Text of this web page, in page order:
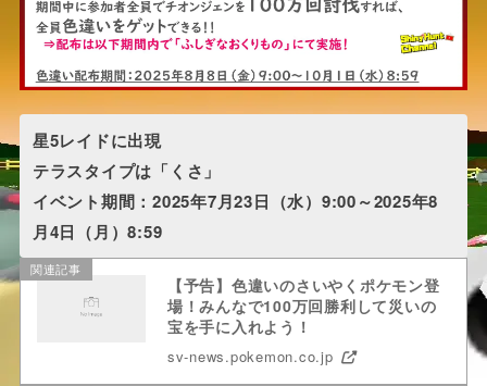
星5レイドに出現
テラスタイプは「くさ」
イベント期間：2025年7月23日（水）9:00～2025年8
月4日（月）8:59
関連記事
【予告】色違いのさいやくポケモン登
場！みんなで100万回勝利して災いの
宝を手に入れよう！
sv-news.pokemon.co.jp